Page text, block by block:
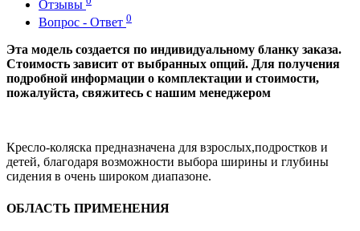
Отзывы
Вопрос - Ответ 0
Эта модель создается по индивидуальному бланку заказа.
Стоимость зависит от выбранных опций. Для получения
подробной информации о комплектации и стоимости,
пожалуйста, свяжитесь с нашим менеджером
Кресло-коляска предназначена для взрослых,подростков и
детей, благодаря возможности выбора ширины и глубины
сидения в очень широком диапазоне.
ОБЛАСТЬ ПРИМЕНЕНИЯ